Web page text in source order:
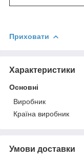
Приховати
Характеристики
Основні
Виробник
Країна виробник
Умови доставки